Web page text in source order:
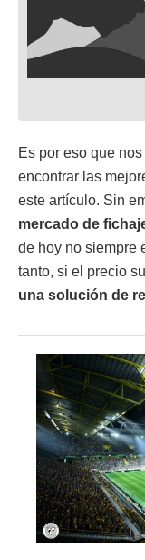
Es por eso que
encontrar las
este artículo. Sin
mercado de
de hoy no siempre
tanto, si el precio
una solución de